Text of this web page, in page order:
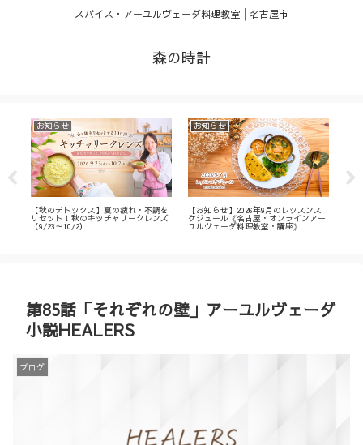
スパイス・アーユルヴェーダ料理教室│名古屋市
森の時計
お知らせ
【秋のデトックス】夏の疲れ・不調を
リセット！秋のキッチャリークレンズ
（9/23～10/2）
お知らせ
【お知らせ】2026年9月のレッスンス
ケジュール《名古屋・オンラインアー
ユルヴェーダ料理教室・講座》
第85話「それぞれの壁」アーユルヴェーダ
小説HEALERS
ブログ